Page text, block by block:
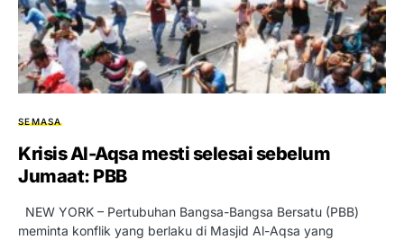
SEMASA
Krisis Al-Aqsa mesti selesai sebelum
Jumaat: PBB
NEW YORK – Pertubuhan Bangsa-Bangsa Bersatu (PBB)
meminta konflik yang berlaku di Masjid Al-Aqsa yang